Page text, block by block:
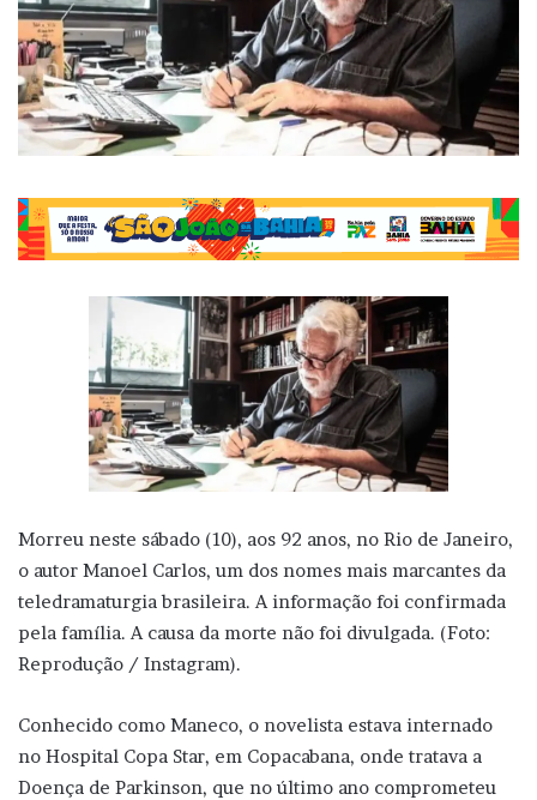
Morreu neste sábado (10), aos 92 anos, no Rio de Janeiro,
o autor Manoel Carlos, um dos nomes mais marcantes da
teledramaturgia brasileira. A informação foi confirmada
pela família. A causa da morte não foi divulgada. (Foto:
Reprodução / Instagram).
Conhecido como Maneco, o novelista estava internado
no Hospital Copa Star, em Copacabana, onde tratava a
Doença de Parkinson, que no último ano comprometeu